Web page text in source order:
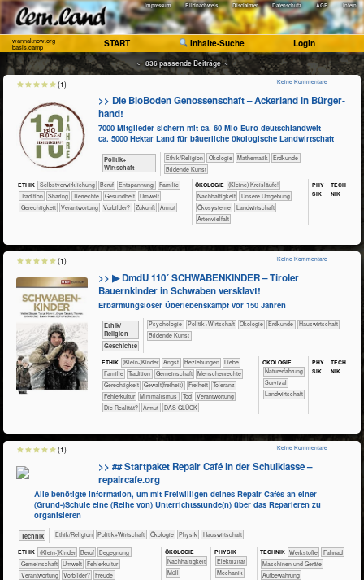
Impressum Bildnachweis Disclaimer Datenschutz AGB Intern
wannaknow.org
basis.camp START Inhalte-Suche Login
~ 836 passende Beiträge ~
>> Die BioBoden Genossenschaft – Acker­land in Bür­ger­
hand!
7000 Mitglieder sichern mit ca. 60 Mio Euro deutschlandweit
ca. 5000 Hektar Land für bäuerliche ökologische Landwirtschaft
​​​​​​​​​Politik+​
Wirtschaft
​​​​​​​​​​Ethik/​Religion ​​​​​​​​Ökologie ​​​​​​Mathematik
​​​​​Erdkunde
Bildende Kunst
ETHIK ​​​​​​​​​​​​​​​​​​​​​​​​​​​​​​​​​​​​​​​​Selbst­verwirklichung ​​​​​​​​​​​​​​​Beruf ​​​​​​​​​​​​​Entspannung
​​​​​​​​​​​Familie
​​​​​​​​​​​Tradition
​​​​​​​​​​Sharing ​​​​​​​​Tierrechte ​​​​​​Gesundheit
​​​​​Umwelt
​​​​Gerechtigkeit
​​Verantwortung ​​Vorbilder? ​Zukunft Armut
ÖKO​LOGIE
​​​​​​​​​​​​​​(Kleine) Kreisläufe!
​​​​​​​​​​​​​​​Nachhaltigkeit
​​​​​​​​​​​​​Unsere Umgebung
​​​​​​​​​​​Ökosysteme
​​​​​Landwirtschaft
Artenvielfalt
PHY​
SIK
TECH​
NIK
Keine Kommentare
(1)
>> ▶ DmdU 110´ SCHWABENKINDER – Tiroler
Bauernkinder in Schwaben versklavt!
Erbarmungsloser Überlebenskampf vor 150 Jahren
​​​​​​​​​​Ethik/​
Religion
​​​​​​​​Geschichte
​​​​​​​​​​Psychologie ​​​​​​​​​Politik+​Wirtschaft ​​​​​​​​Ökologie ​​​​​Erdkunde
​Haus­wirtschaft
Bildende Kunst
ETHIK (Klein-)Kinder ​​​​​​​​​​​​​Angst ​​​​​​​​​​​​​Beziehungen
​​​​​​​​​​​​Liebe
​​​​​​​​​​​Familie
​​​​​​​​​​​Tradition ​​​​​​​​​​Gemeinschaft
​​​​​​​Menschenrechte
​​​​Gerechtigkeit
​​​​Gewalt(freiheit) ​​​Freiheit
​​​Toleranz
​​Fehlerkultur
​​Minimalismus ​​Tod
​​Verantwortung
​Die Realität?
Armut DAS GLÜCK
ÖKO​LOGIE
​​​​​​​​​​​​​Naturerfahrung
​​​​​​​​​​​​Survival
​​​​​Landwirtschaft
PHY​
SIK
TECH​
NIK
Keine Kommentare
(1)
>> ## Startpaket Repair Café in der Schulklasse –
repaircafe.org
Alle benötigte Information, um mit Freiwilligen deines Repair Cafés an einer
(Grund-)Schule eine (Reihe von) Unterrichtsstunde(n) über das Reparieren zu
organisieren
​Technik ​​​​​​​​​​Ethik/​Religion ​​​​​​​​​Politik+​Wirtschaft ​​​​​​​​Ökologie ​​​​​​​Physik ​Haus­wirtschaft
ETHIK (Klein-)Kinder ​​​​​​​​​​​​​​​Beruf
​​​​​​​​​​​​Begegnung
​​​​​​​​​​Gemeinschaft
​​​​​Umwelt
​​Fehlerkultur
​​Verantwortung
​​Vorbilder? Freude
ÖKO​LOGIE
​​​​​​​​​​​​​​​Nachhaltigkeit
​Müll
PHY​SIK
​​​Elektrizität
​​​Mechanik
TECH​NIK ​​​​​​​​​Werkstoffe
​​​​​​​Fahrrad
​​​​Maschinen und Geräte
Aufbewahrung
Keine Kommentare
(1)